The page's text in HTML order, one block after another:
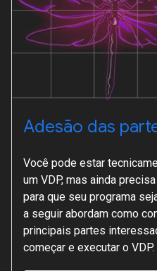
Adesão das
Você pode estar
um VDP, mas ainda
para que seu programa
a seguir abordam como
principais partes
começar e executar o VDP.